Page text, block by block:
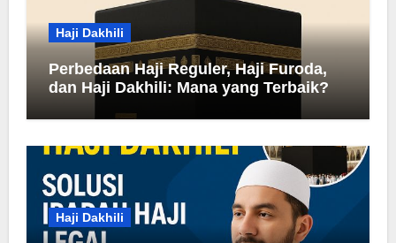
Haji Dakhili
Perbedaan Haji Reguler, Haji Furoda,
dan Haji Dakhili: Mana yang Terbaik?
Haji Dakhili